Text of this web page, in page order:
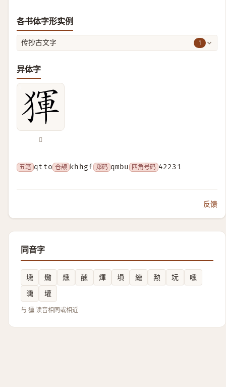
各书体字形实例
传抄古文字 1
异体字
𤟤
五笔 qtto 仓颉 khhgf 郑码 qmbu 四角号码 42231
反馈
同音字
壎 爋 燻 醺 煇 塤 纁 勲 坃
嚑
矄
壦
与 獯 读音相同或相近